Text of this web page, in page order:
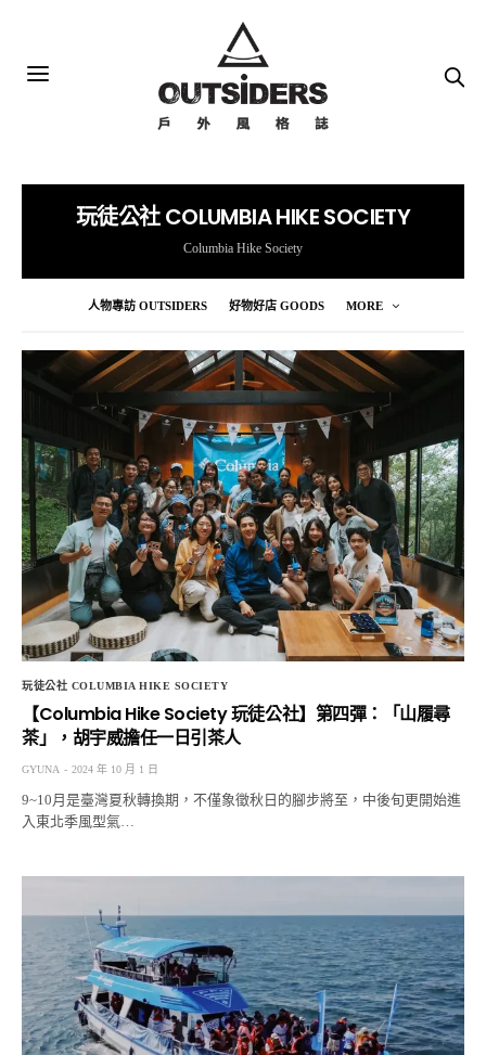
玩徒公社 COLUMBIA HIKE SOCIETY
Columbia Hike Society
人物專訪 OUTSIDERS 好物好店 GOODS MORE
玩徒公社 COLUMBIA HIKE SOCIETY
【Columbia Hike Society 玩徒公社】第四彈：「山履尋
茶」，胡宇威擔任一日引茶人
GYUNA 2024 年 10 月 1 日
9~10月是臺灣夏秋轉換期，不僅象徵秋日的腳步將至，中後旬更開始進
入東北季風型氣…